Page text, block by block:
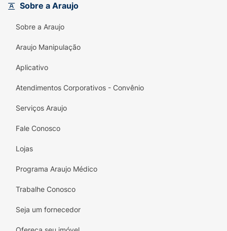
Sobre a Araujo
Sobre a Araujo
Araujo Manipulação
Aplicativo
Atendimentos Corporativos - Convênio
Serviços Araujo
Fale Conosco
Lojas
Programa Araujo Médico
Trabalhe Conosco
Seja um fornecedor